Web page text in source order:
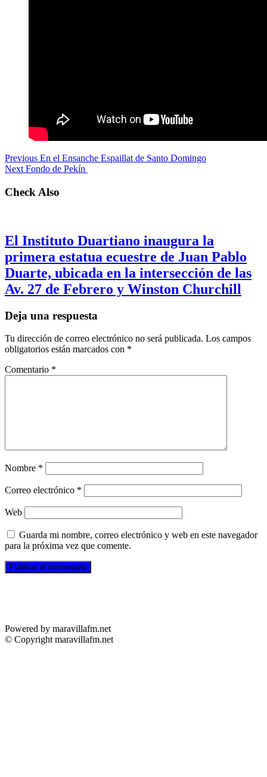
Previous En el Ensanche Espaillat de Santo Domingo
Next Fondo de Pekín
Check Also
El Instituto Duartiano inaugura la
primera estatua ecuestre de Juan Pablo
Duarte, ubicada en la intersección de las
Av. 27 de Febrero y Winston Churchill
Deja una respuesta
Tu dirección de correo electrónico no será publicada. Los campos
obligatorios están marcados con *
Comentario *
Nombre *
Correo electrónico *
Web
Guarda mi nombre, correo electrónico y web en este navegador
para la próxima vez que comente.
Powered by maravillafm.net
© Copyright maravillafm.net